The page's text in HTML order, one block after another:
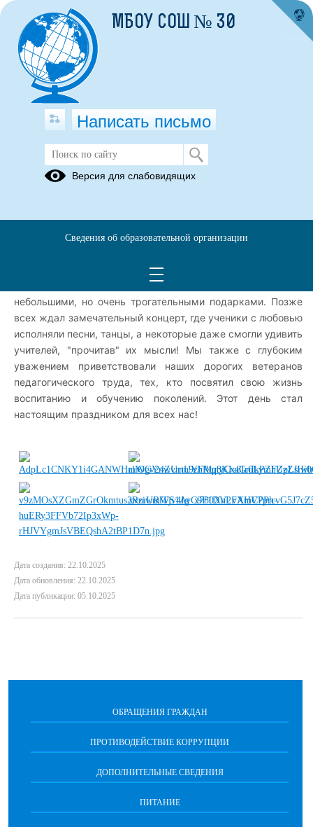
День Учителя!
Наша школа в минувшую пятницу, 3 октября, была
наполнена теплом и благодарностью – мы отмечали День
будущее" создавали праздничное настроение, встречая
каждого педагога у входа с искренними улыбками и
небольшими, но очень трогательными подарками. Позже
всех ждал замечательный концерт, где ученики с любовью
исполняли песни, танцы, а некоторые даже смогли удивить
учителей, "прочитав" их мысли! Мы также с глубоким
уважением приветствовали наших дорогих ветеранов
педагогического труда, тех, кто посвятил свою жизнь
воспитанию и обучению поколений. Этот день стал
настоящим праздником для всех нас!
Дата создания: 22.10.2025
Дата обновления: 22.10.2025
Дата публикации: 05.10.2025
ОБРАЩЕНИЯ ГРАЖДАН
ПРОТИВОДЕЙСТВИЕ КОРРУПЦИИ
ДОПОЛНИТЕЛЬНЫЕ СВЕДЕНИЯ
ПИТАНИЕ
МБОУ СОШ № 30
Написать письмо
Версия для слабовидящих
Сведения об образовательной организации